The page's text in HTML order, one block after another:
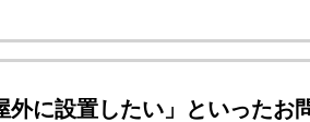
外に設置したい」といったお